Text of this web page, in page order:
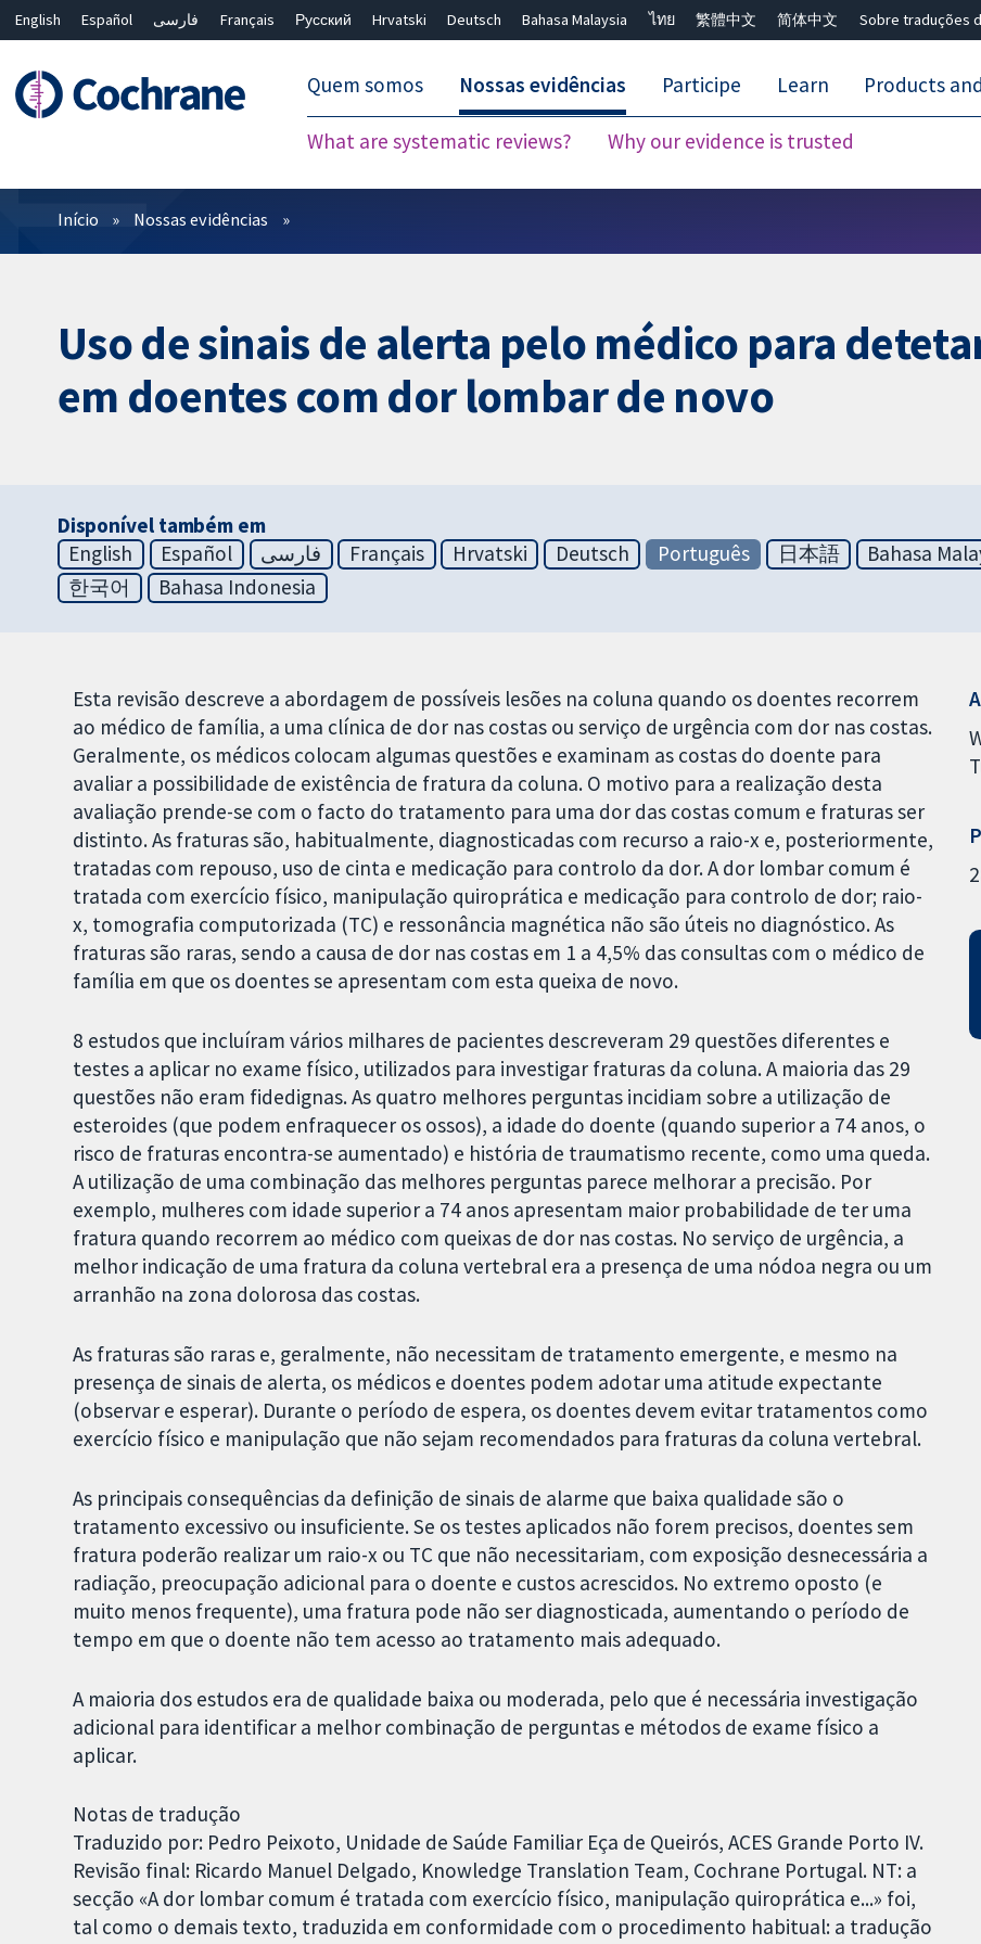
English Español فارسی Français Русский Hrvatski Deutsch Bahasa Malaysia ไทย 繁體中文 简体中文 Sobre traduções
Quem somos Nossas evidências
What are systematic reviews? Why our evidence is trusted
Participe Learn Products
Filtros
Início Nossas evidências
Uso de sinais de alerta pelo médico para
em doentes com dor lombar de novo
Disponível também em
English
Español فارسی Français Hrvatski Deutsch Português 日本語 Bahasa
한국어
Bahasa Indonesia
Esta revisão descreve a abordagem de possíveis lesões na coluna quando os doentes recorrem
ao médico de família, a uma clínica de dor nas costas ou serviço de urgência com dor nas costas.
Geralmente, os médicos colocam algumas questões e examinam as costas do doente para
avaliar a possibilidade de existência de fratura da coluna. O motivo para a realização desta
avaliação prende-se com o facto do tratamento para uma dor das costas comum e fraturas ser
distinto. As fraturas são, habitualmente, diagnosticadas com recurso a raio-x e, posteriormente,
tratadas com repouso, uso de cinta e medicação para controlo da dor. A dor lombar comum é
tratada com exercício físico, manipulação quiroprática e medicação para controlo de dor; raio-
x, tomografia computorizada (TC) e ressonância magnética não são úteis no diagnóstico. As
fraturas são raras, sendo a causa de dor nas costas em 1 a 4,5% das consultas com o médico de
família em que os doentes se apresentam com esta queixa de novo.
8 estudos que incluíram vários milhares de pacientes descreveram 29 questões diferentes e
testes a aplicar no exame físico, utilizados para investigar fraturas da coluna. A maioria das 29
questões não eram fidedignas. As quatro melhores perguntas incidiam sobre a utilização de
esteroides (que podem enfraquecer os ossos), a idade do doente (quando superior a 74 anos, o
risco de fraturas encontra-se aumentado) e história de traumatismo recente, como uma queda.
A utilização de uma combinação das melhores perguntas parece melhorar a precisão. Por
exemplo, mulheres com idade superior a 74 anos apresentam maior probabilidade de ter uma
fratura quando recorrem ao médico com queixas de dor nas costas. No serviço de urgência, a
melhor indicação de uma fratura da coluna vertebral era a presença de uma nódoa negra ou um
arranhão na zona dolorosa das costas.
As fraturas são raras e, geralmente, não necessitam de tratamento emergente, e mesmo na
presença de sinais de alerta, os médicos e doentes podem adotar uma atitude expectante
(observar e esperar). Durante o período de espera, os doentes devem evitar tratamentos como
exercício físico e manipulação que não sejam recomendados para fraturas da coluna vertebral.
As principais consequências da definição de sinais de alarme que baixa qualidade são o
tratamento excessivo ou insuficiente. Se os testes aplicados não forem precisos, doentes sem
fratura poderão realizar um raio-x ou TC que não necessitariam, com exposição desnecessária a
radiação, preocupação adicional para o doente e custos acrescidos. No extremo oposto (e
muito menos frequente), uma fratura pode não ser diagnosticada, aumentando o período de
tempo em que o doente não tem acesso ao tratamento mais adequado.
A maioria dos estudos era de qualidade baixa ou moderada, pelo que é necessária investigação
adicional para identificar a melhor combinação de perguntas e métodos de exame físico a
aplicar.
Notas de tradução
Traduzido por: Pedro Peixoto, Unidade de Saúde Familiar Eça de Queirós, ACES Grande Porto IV.
Revisão final: Ricardo Manuel Delgado, Knowledge Translation Team, Cochrane Portugal. NT: a
secção «A dor lombar comum é tratada com exercício físico, manipulação quiroprática e...» foi,
tal como o demais texto, traduzida em conformidade com o procedimento habitual: a tradução